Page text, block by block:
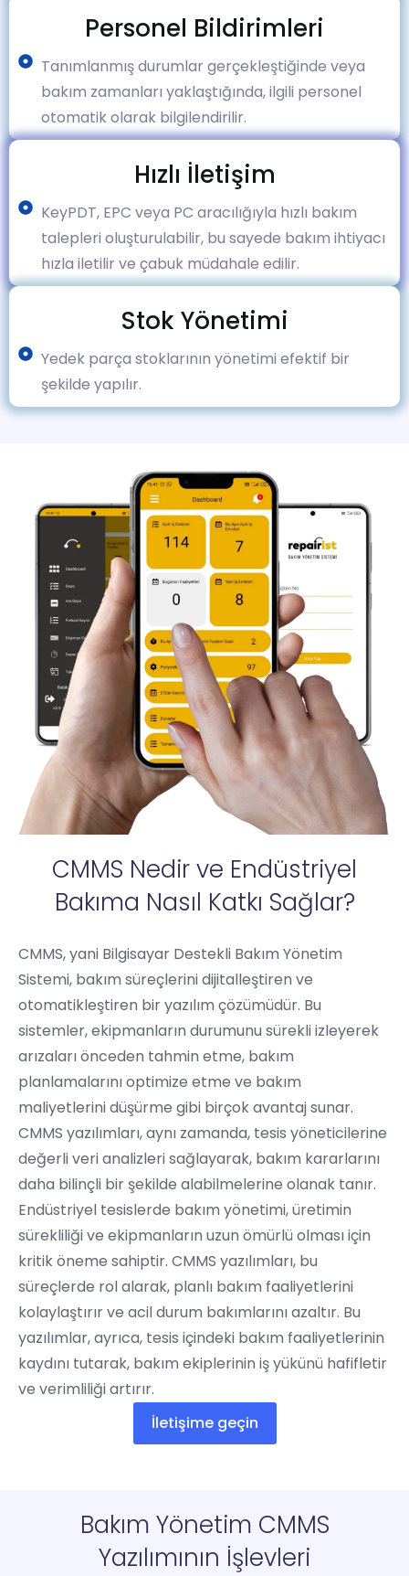
Personel Bildirimleri
Tanımlanmış durumlar gerçekleştiğinde veya
bakım zamanları yaklaştığında, ilgili personel
otomatik olarak bilgilendirilir.
Hızlı İletişim
KeyPDT, EPC veya PC aracılığıyla hızlı bakım
talepleri oluşturulabilir, bu sayede bakım ihtiyacı
hızla iletilir ve çabuk müdahale edilir.
Stok Yönetimi
Yedek parça stoklarının yönetimi efektif bir
şekilde yapılır.
CMMS Nedir ve Endüstriyel
Bakıma Nasıl Katkı Sağlar?
CMMS, yani Bilgisayar Destekli Bakım Yönetim
Sistemi, bakım süreçlerini dijitalleştiren ve
otomatikleştiren bir yazılım çözümüdür. Bu
sistemler, ekipmanların durumunu sürekli izleyerek
arızaları önceden tahmin etme, bakım
planlamalarını optimize etme ve bakım
maliyetlerini düşürme gibi birçok avantaj sunar.
CMMS yazılımları, aynı zamanda, tesis yöneticilerine
değerli veri analizleri sağlayarak, bakım kararlarını
daha bilinçli bir şekilde alabilmelerine olanak tanır.
Endüstriyel tesislerde bakım yönetimi, üretimin
sürekliliği ve ekipmanların uzun ömürlü olması için
kritik öneme sahiptir. CMMS yazılımları, bu
süreçlerde rol alarak, planlı bakım faaliyetlerini
kolaylaştırır ve acil durum bakımlarını azaltır. Bu
yazılımlar, ayrıca, tesis içindeki bakım faaliyetlerinin
kaydını tutarak, bakım ekiplerinin iş yükünü hafifletir
ve verimliliği artırır.
İletişime geçin
Bakım Yönetim CMMS
Yazılımının İşlevleri